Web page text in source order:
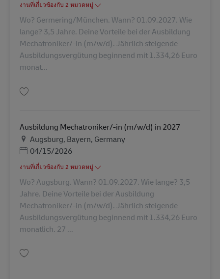
งานที่เกี่ยวข้องกับ 2 หมวดหมู่
Wo? Germering/München. Wann? 01.09.2027. Wie
lange? 3,5 Jahre. Deine Vorteile bei der Ausbildung
Mechatroniker/-in (m/w/d). Jährlich steigende
Ausbildungsvergütung beginnend mit 1.334,26 Euro
monat...
Ausbildung Mechatroniker/-in (m/w/d) in 2027
สถานที่
Augsburg, Bayern, Germany
Posted Date
04/15/2026
งานที่เกี่ยวข้องกับ 2 หมวดหมู่
Wo? Augsburg. Wann? 01.09.2027. Wie lange? 3,5
Jahre. Deine Vorteile bei der Ausbildung
Mechatroniker/-in (m/w/d). Jährlich steigende
Ausbildungsvergütung beginnend mit 1.334,26 Euro
monatlich. 27 ...